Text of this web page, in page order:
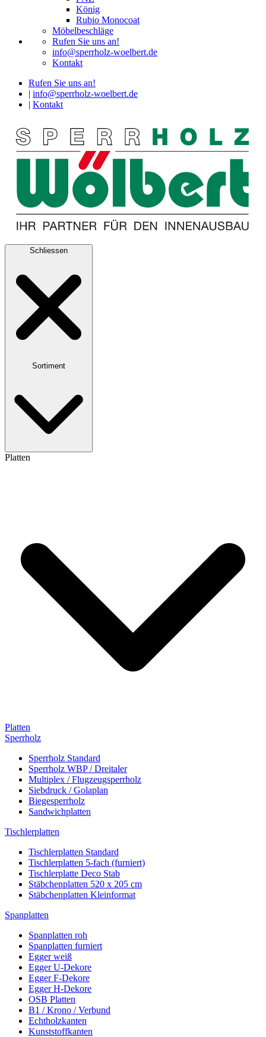
König
Rubio Monocoat
Möbelbeschläge
Rufen Sie uns an!
info@sperrholz-woelbert.de
Kontakt
Rufen Sie uns an!
info@sperrholz-woelbert.de
Kontakt
Schliessen
Sortiment
Platten
Platten
Sperrholz
Sperrholz Standard
Sperrholz WBP / Dreitaler
Multiplex / Flugzeugsperrholz
Siebdruck / Golaplan
Biegesperrholz
Sandwichplatten
Tischlerplatten
Tischlerplatten Standard
Tischlerplatten 5-fach (furniert)
Tischlerplatte Deco Stab
Stäbchenplatten 520 x 205 cm
Stäbchenplatten Kleinformat
Spanplatten
Spanplatten roh
Spanplatten furniert
Egger weiß
Egger U-Dekore
Egger F-Dekore
Egger H-Dekore
OSB Platten
B1 / Krono / Verbund
Echtholzkanten
Kunststoffkanten